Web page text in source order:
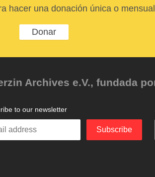
hacer una donación única o
Donar
Archives e.V., fundada
to our newsletter
Subscribe